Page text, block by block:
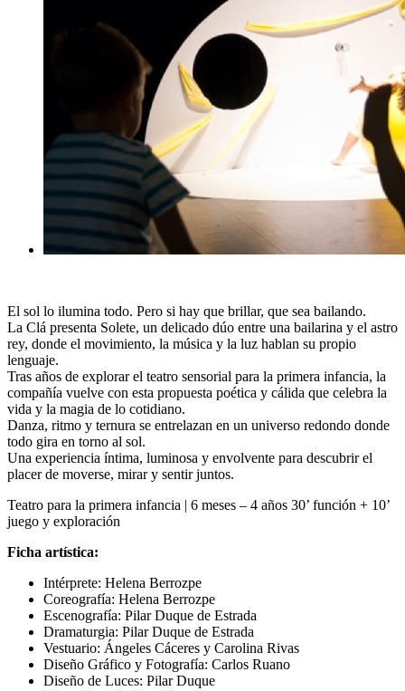
El sol lo ilumina todo. Pero si hay que brillar, que sea bailando.
La Clá presenta Solete, un delicado dúo entre una bailarina y el astro
rey, donde el movimiento, la música y la luz hablan su propio
lenguaje.
Tras años de explorar el teatro sensorial para la primera infancia, la
compañía vuelve con esta propuesta poética y cálida que celebra la
vida y la magia de lo cotidiano.
Danza, ritmo y ternura se entrelazan en un universo redondo donde
todo gira en torno al sol.
Una experiencia íntima, luminosa y envolvente para descubrir el
placer de moverse, mirar y sentir juntos.
Teatro para la primera infancia | 6 meses – 4 años 30’ función + 10’
juego y exploración
Ficha artística:
Intérprete: Helena Berrozpe
Coreografía: Helena Berrozpe
Escenografía: Pilar Duque de Estrada
Dramaturgia: Pilar Duque de Estrada
Vestuario: Ángeles Cáceres y Carolina Rivas
Diseño Gráfico y Fotografía: Carlos Ruano
Diseño de Luces: Pilar Duque